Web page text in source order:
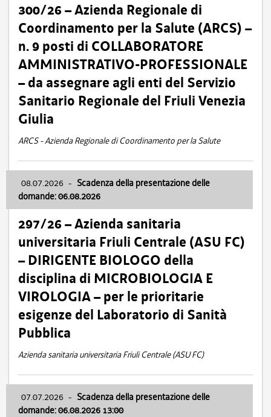
300/26 – Azienda Regionale di
Coordinamento per la Salute (ARCS) –
n. 9 posti di COLLABORATORE
AMMINISTRATIVO-PROFESSIONALE
– da assegnare agli enti del Servizio
Sanitario Regionale del Friuli Venezia
Giulia
ARCS - Azienda Regionale di Coordinamento per la Salute
08.07.2026 - Scadenza della presentazione delle
domande: 06.08.2026
297/26 – Azienda sanitaria
universitaria Friuli Centrale (ASU FC)
– DIRIGENTE BIOLOGO della
disciplina di MICROBIOLOGIA E
VIROLOGIA – per le prioritarie
esigenze del Laboratorio di Sanità
Pubblica
Azienda sanitaria universitaria Friuli Centrale (ASU FC)
07.07.2026 - Scadenza della presentazione delle
domande: 06.08.2026 13:00